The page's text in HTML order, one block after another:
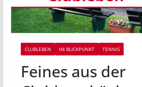
CLUBLEBEN IM BLICKPUNKT TENNIS
Feines aus der